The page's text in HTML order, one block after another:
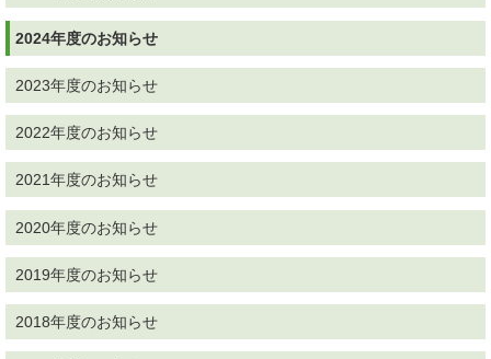
2024年度のお知らせ
2023年度のお知らせ
2022年度のお知らせ
2021年度のお知らせ
2020年度のお知らせ
2019年度のお知らせ
2018年度のお知らせ